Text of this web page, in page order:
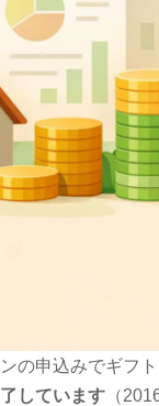
の申込みでギフ
しています （